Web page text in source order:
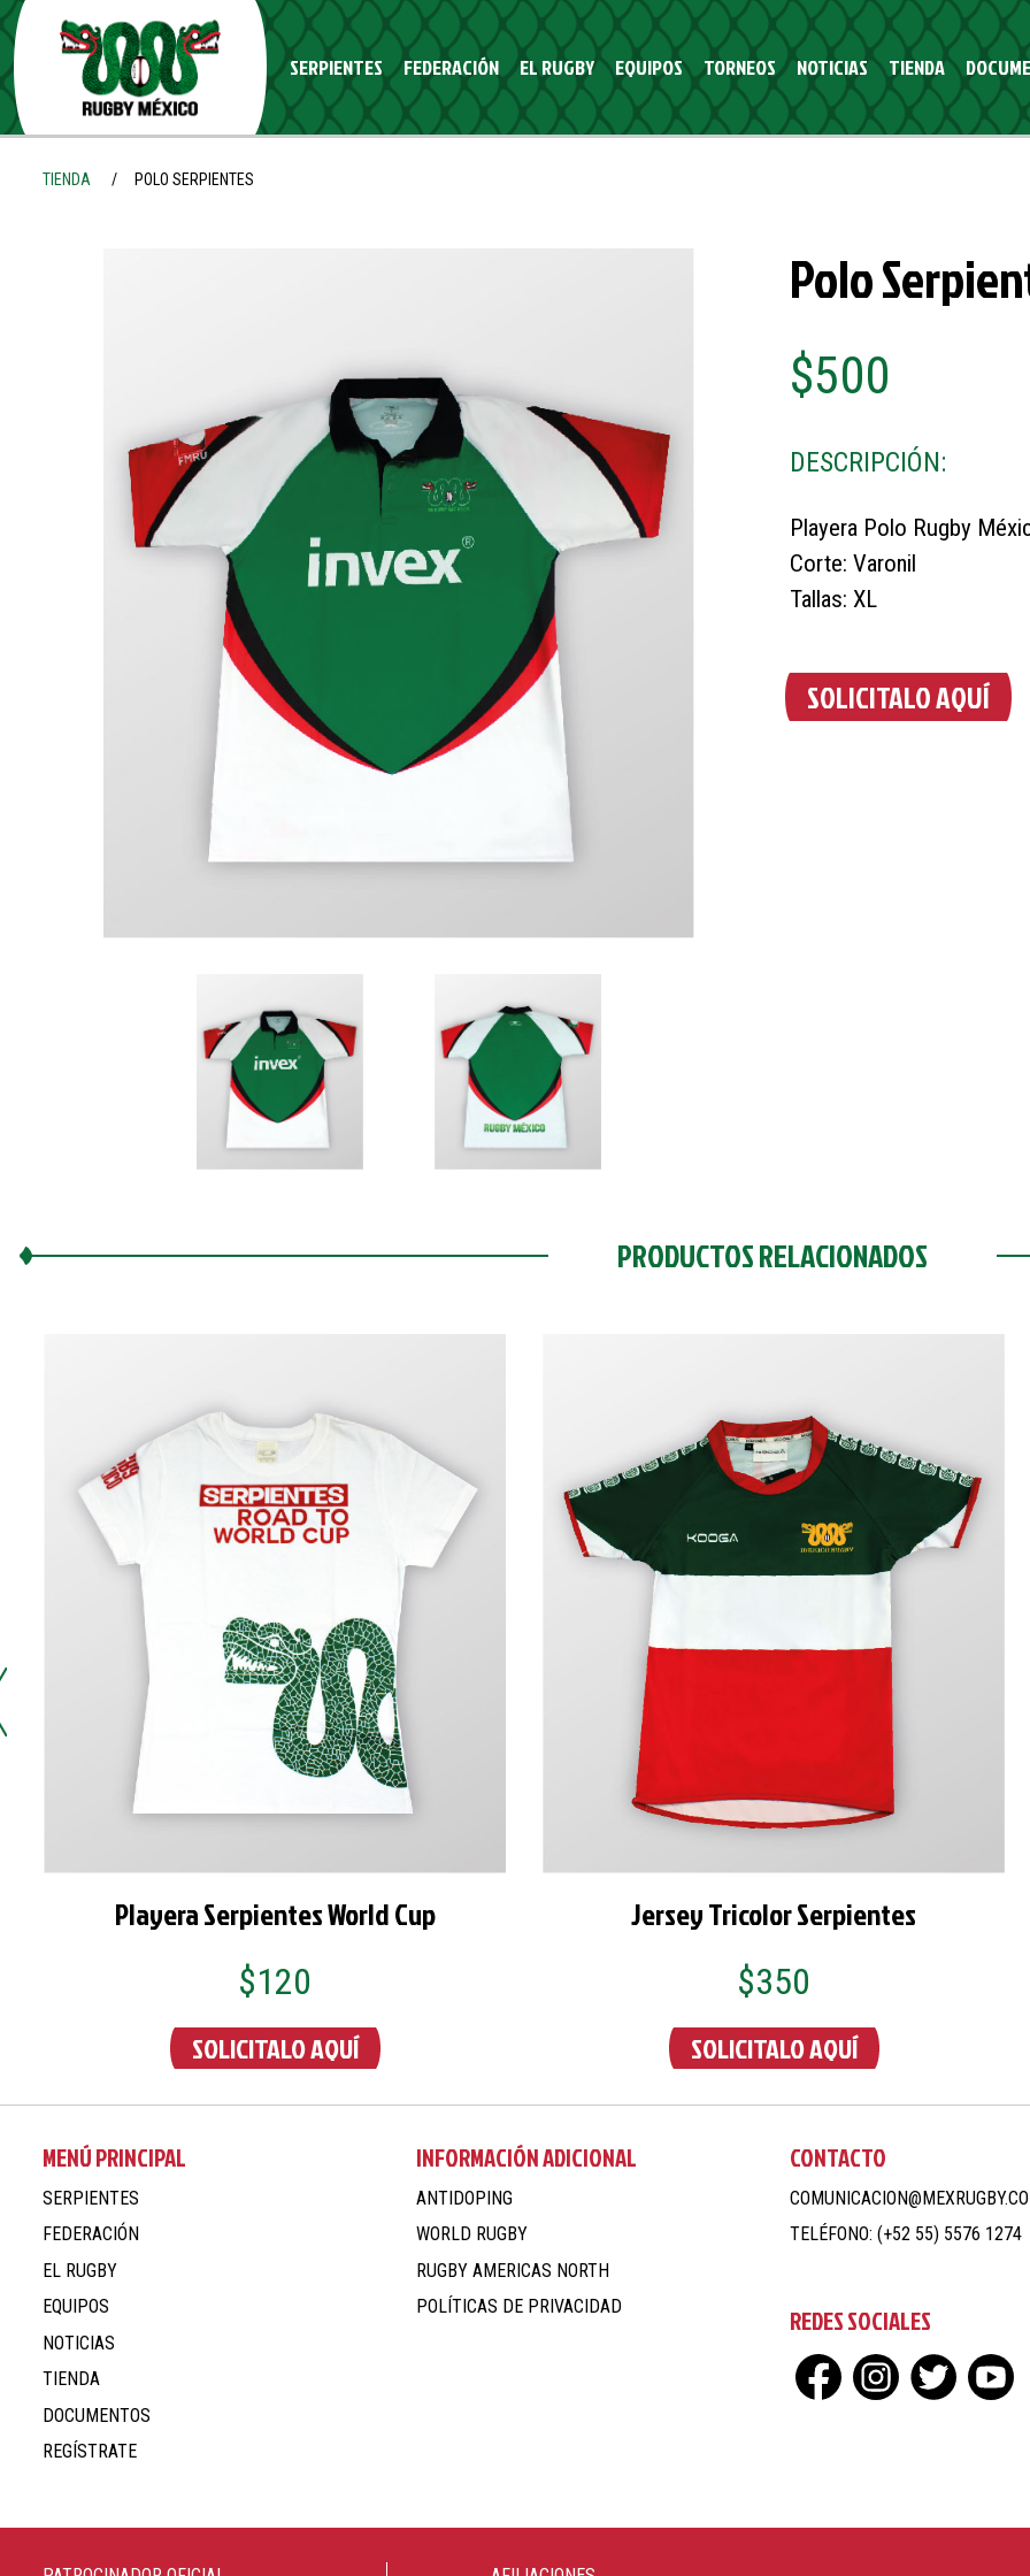
SERPIENTES FEDERACIÓN EL RUGBY EQUIPOS TORNEOS NOTICIAS TIENDA
fb tw yt
TIENDA POLO SERPIENTES
Polo
$500
DESCRIPCIÓN:
Playera Polo Rugby
Corte: Varonil
Tallas: XL
SOLICITALO AQUÍ
PRODUCTOS RELACIONADOS
Playera Serpientes World Cup
$120
SOLICITALO AQUÍ
Jersey Tricolor Serpientes
$350
SOLICITALO AQUÍ
MENÚ PRINCIPAL
SERPIENTES
FEDERACIÓN
EL RUGBY
EQUIPOS
NOTICIAS
TIENDA
DOCUMENTOS
REGÍSTRATE
INFORMACIÓN ADICIONAL
ANTIDOPING
WORLD RUGBY
RUGBY AMERICAS NORTH
POLÍTICAS DE PRIVACIDAD
CONTACTO
TELÉFONO: (+52 55) 5576 1274
REDES SOCIALES